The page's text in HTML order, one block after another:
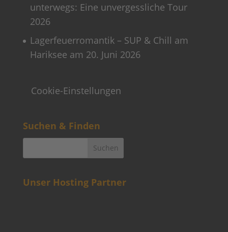
unterwegs: Eine unvergessliche Tour
2026
Lagerfeuerromantik – SUP & Chill am
Hariksee am 20. Juni 2026
Cookie-Einstellungen
Suchen & Finden
Unser Hosting Partner